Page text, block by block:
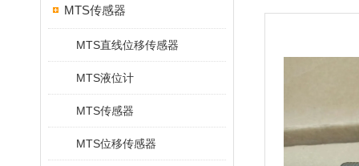
MTS传感器
MTS直线位移传感器
MTS液位计
MTS传感器
MTS位移传感器